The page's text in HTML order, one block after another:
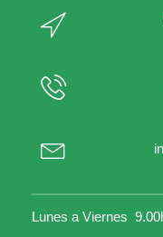
Lunes a Viernes